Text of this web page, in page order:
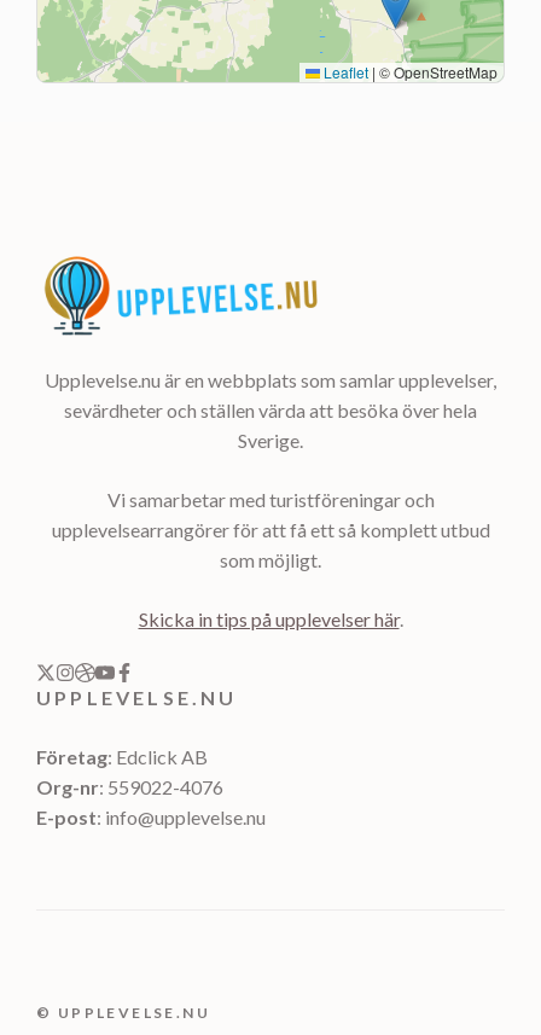
Leaflet | © OpenStreetMap
Upplevelse.nu är en webbplats som samlar upplevelser,
sevärdheter och ställen värda att besöka över hela
Sverige.
Vi samarbetar med turistföreningar och
upplevelsearrangörer för att få ett så komplett utbud
som möjligt.
Skicka in tips på upplevelser här.
UPPLEVELSE.NU
Företag: Edclick AB
Org-nr: 559022-4076
E-post: info@upplevelse.nu
© UPPLEVELSE.NU